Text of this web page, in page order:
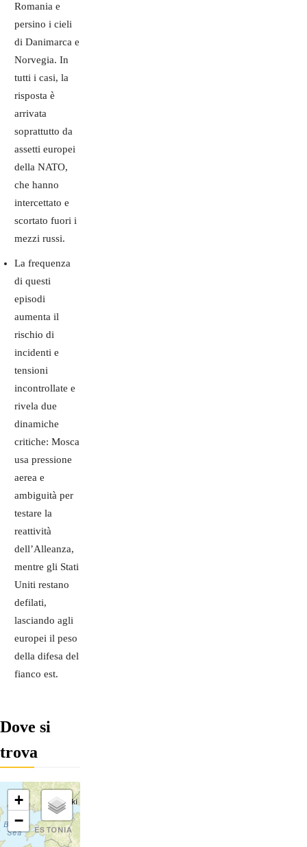
Romania e
persino i cieli
di Danimarca e
Norvegia. In
tutti i casi, la
risposta è
arrivata
soprattutto da
assetti europei
della NATO,
che hanno
intercettato e
scortato fuori i
mezzi russi.
La frequenza
di questi
episodi
aumenta il
rischio di
incidenti e
tensioni
incontrollate e
rivela due
dinamiche
critiche: Mosca
usa pressione
aerea e
ambiguità per
testare la
reattività
dell’Alleanza,
mentre gli Stati
Uniti restano
defilati,
lasciando agli
europei il peso
della difesa del
fianco est.
Dove si
trova